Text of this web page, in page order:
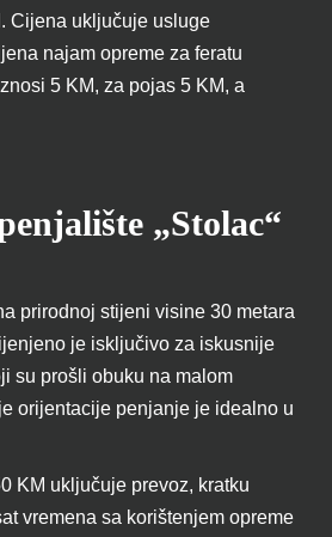
Cijena uključuje usluge
najam opreme za feratu
5 KM, za pojas 5 KM, a
„Stolac“
prirodnoj stijeni visine 30 metara
je isključivo za iskusnije
su prošli obuku na malom
orijentacije penjanje je idealno u
KM uključuje prevoz, kratku
vremena sa korištenjem opreme